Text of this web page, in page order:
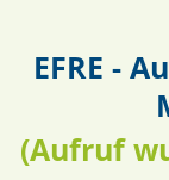
EFRE -
(Aufruf